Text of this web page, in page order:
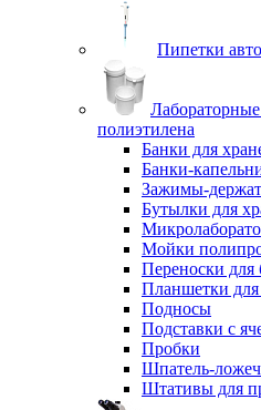
Пипетки
полиэтилена
Банки для
Банки-
Зажимы-
Бутылки для
Мойки
Переноски для
Планшетки
Подносы
Подставки с
Пробки
Шпатель-
Штативы для